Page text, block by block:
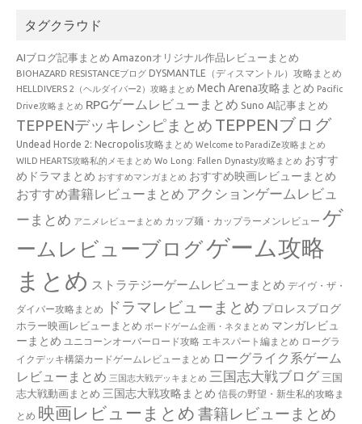
タグクラウド
AIブログ記事まとめ Amazonオリジナル作品レビューまとめ
BIOHAZARD RESISTANCEブログ DYSMANTLE（ディスマントル）攻略まとめ
HELLDIVERS 2（ヘルダイバー2）攻略まとめ Mech Arena攻略まとめ Pacific
Drive攻略まとめ RPGゲームレビューまとめ Suno AI記事まとめ
TEPPENデッキレシピまとめ TEPPENブログ
Undead Horde 2: Necropolis攻略まとめ Welcome to ParadiZe攻略まとめ
WILD HEARTS攻略私的メモまとめ Wo Long: Fallen Dynasty攻略まとめ おすす
めドラマまとめ おすすめマンガまとめ おすすめ映画レビューまとめ
おすすめ書籍レビューまとめ アクションゲームレビュ
ーまとめ アニメレビューまとめ カップ麺・カップラーメンレビュー ゲ
ームレビューブログゲーム攻略
まとめ ストラテジーゲームレビューまとめ デイヴ・ザ・
ダイバー攻略まとめ ドラマレビューまとめ プロレスブログ
ホラー映画レビューまとめ ボードゲーム企画・ネタまとめ マンガレビュ
ーまとめ ユニコーンオーバーロード攻略 エキスパート編まとめ ローグラ
イクデッキ構築カードゲームレビューまとめ ローグライク系ゲーム
レビューまとめ 三国志大戦デッキまとめ 三国志大戦ブログ 三国
志大戦動画まとめ 三国志大戦攻略まとめ 信長の野望・新生私的攻略ま
とめ 映画レビューまとめ 書籍レビューまとめ